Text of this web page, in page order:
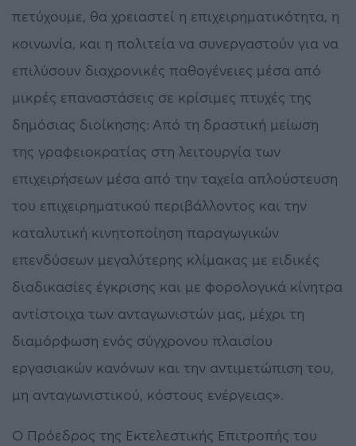
πετύχουμε, θα χρειαστεί η επιχειρηματικότητα, η
κοινωνία, και η πολιτεία να συνεργαστούν για να
επιλύσουν διαχρονικές παθογένειες μέσα από
μικρές επαναστάσεις σε κρίσιμες πτυχές της
δημόσιας διοίκησης: Από τη δραστική μείωση
της γραφειοκρατίας στη λειτουργία των
επιχειρήσεων μέσα από την ταχεία απλούστευση
του επιχειρηματικού περιβάλλοντος και την
καταλυτική κινητοποίηση παραγωγικών
επενδύσεων μεγαλύτερης κλίμακας με ειδικές
διαδικασίες έγκρισης και με φορολογικά κίνητρα
αντίστοιχα των ανταγωνιστών μας, μέχρι τη
διαμόρφωση ενός σύγχρονου πλαισίου
εργασιακών κανόνων και την αντιμετώπιση του,
μη ανταγωνιστικού, κόστους ενέργειας».
Ο Πρόεδρος της Εκτελεστικής Επιτροπής του